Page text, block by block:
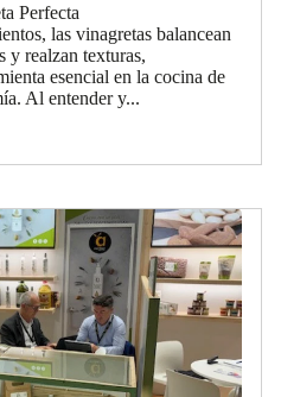
Perfecta
las vinagretas balancean
y realzan texturas,
esencial en la cocina de
Al entender y...